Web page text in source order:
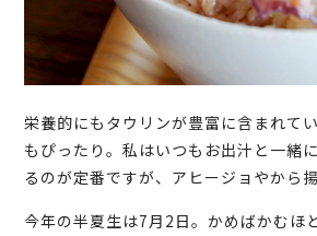
栄養的にもタウリンが豊富に含まれて
もぴったり。私はいつもお出汁と一緒
るのが定番ですが、アヒージョやから
今年の半夏生は7月2日。かめばかむほ